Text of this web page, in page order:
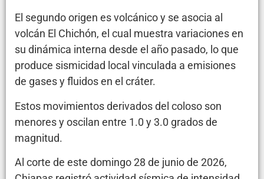
El segundo origen es volcánico y se asocia al
volcán El Chichón, el cual muestra variaciones en
su dinámica interna desde el año pasado, lo que
produce sismicidad local vinculada a emisiones
de gases y fluidos en el cráter.
Estos movimientos derivados del coloso son
menores y oscilan entre 1.0 y 3.0 grados de
magnitud.
Al corte de este domingo 28 de junio de 2026,